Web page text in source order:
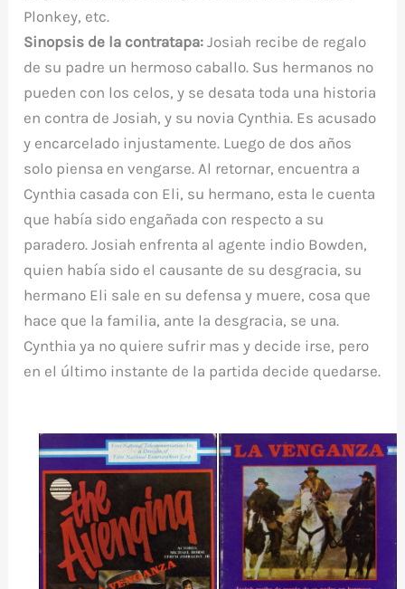
Plonkey, etc.
Sinopsis de la contratapa:Josiah recibe de regalo
de su padre un hermoso caballo. Sus hermanos no
pueden con los celos, y se desata toda una historia
en contra de Josiah, y su novia Cynthia. Es acusado
y encarcelado injustamente. Luego de dos años
solo piensa en vengarse. Al retornar, encuentra a
Cynthia casada con Eli, su hermano, esta le cuenta
que había sido engañada con respecto a su
paradero. Josiah enfrenta al agente indio Bowden,
quien había sido el causante de su desgracia, su
hermano Eli sale en su defensa y muere, cosa que
hace que la familia, ante la desgracia, se una.
Cynthia ya no quiere sufrir mas y decide irse, pero
en el último instante de la partida decide quedarse.